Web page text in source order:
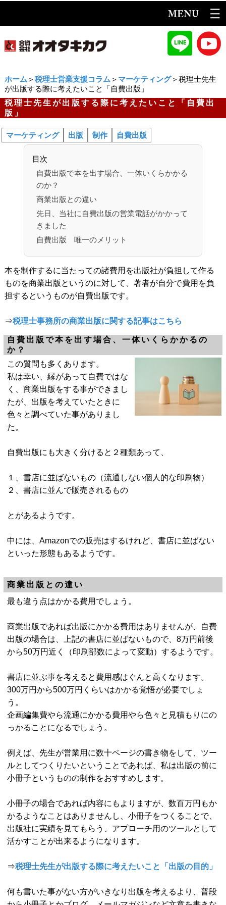
ホーム ＞ 税理士営業支援コラム ＞ マーケティング＞税理士先生
が出版する際に考えたいこと「自費出版」
税理士先生が出版する際に考えたいこと「自費出
版」
マーケティング 出版 制作 自費出版
目次
自費出版で本を出す場合、一体いくらかかる
のか？
商業出版との違い
先日、当社に自費出版の営業電話がかかって
きました
自費出版 唯一のメリット
本を制作するに当たっての諸費用を出版社が負担して作る
ものを商業出版というのに対して、著者が自分で費用を負
担するというものが自費出版です。
⇒税理士事務所の商業出版に関する記事はこちら
自費出版で本を出す場合、一体いくらかかるの
か？
この質問も多くあります。
私は幸い、縁があって自費ではな
く、商業出版をする事ができまし
たが、出版を考えていたときに
色々と調べていた事がありまし
た。
自費出版にも大きく分けると２種類あって、
１、書店に並ばないもの（流通しない個人的な印刷物）
２、書店に並んで販売されるもの
とがあるようです。
中には、Amazonでの販売はするけれど、書店に並ばない
といった形態もあるようです。
商業出版との違い
最も違う点はかかる費用でしょう。
商業出版であれば出版にかかる費用はありませんが、自費
出版の場合は、上記の書店に並ばないもので、8万円前後
から50万円近く（印刷部数によって変動）するようです。
書店に並ぶ事を考えると費用感はぐんと高くなります。
300万円から500万円くらいはかかる覚悟が必要でしょ
う。
企画編集費やら流通にかかる費用やら色々と見積もりにの
っかることになるでしょう。
例えば、先生が営業用に数十ページの書き物をして、ツー
ルとしてつくりたいということであれば、私は出版の前に
小冊子というものの制作をおすすめします。
小冊子の場合であれば内容にもよりますが、数百万円もか
かるようなことはありませんし、小冊子をつくることで、
出版社に実績を見てもらう、アプローチ用のツールとして
活かすことが出来るようになります。
⇒税理士先生が出版する際に考えたいこと「出版の目的」
何も書いた事がない方がいきなり出版を考えるより、普段